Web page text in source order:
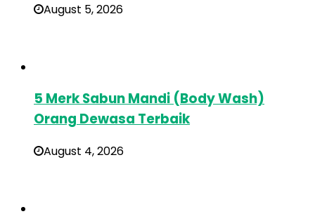
August 5, 2026
5 Merk Sabun Mandi (Body Wash)
Orang Dewasa Terbaik
August 4, 2026